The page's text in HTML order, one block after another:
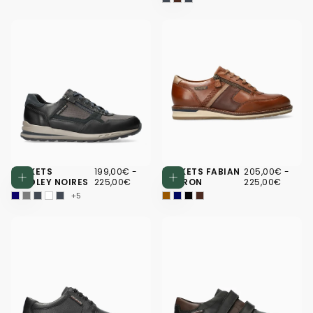
Choisissez des options
BASKETS
BRADLEY NOIRES
199,00€
PRIX
MINIMUM
199,00€ -
MAXIMUM
225,00€
+5
Choisissez
BASKETS FABIAN
MARRON
205,00€
PRIX
MINIMUM
205,00€ -
225,00€